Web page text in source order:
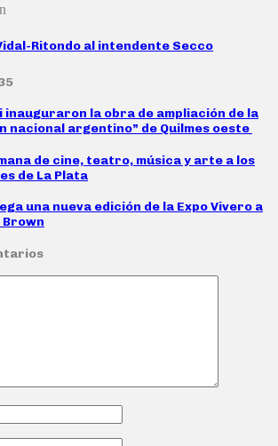
Ritondo al intendente Secco
inauguraron la obra de ampliación de la
nacional argentino” de Quilmes oeste
de cine, teatro, música y arte a los
de La Plata
una nueva edición de la Expo Vivero a
Brown